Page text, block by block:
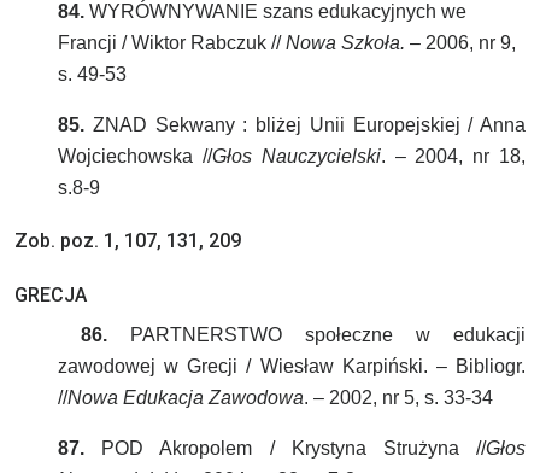
84. WYRÓWNYWANIE szans edukacyjnych we
Francji / Wiktor Rabczuk //Nowa Szkoła. – 2006, nr 9,
s. 49-53
85. ZNAD Sekwany : bliżej Unii Europejskiej / Anna
Wojciechowska //Głos Nauczycielski. – 2004, nr 18,
s.8-9
Zob. poz. 1, 107, 131, 209
GRECJA
86.
PARTNERSTWO społeczne w edukacji
zawodowej w Grecji / Wiesław Karpiński. – Bibliogr.
//Nowa Edukacja Zawodowa. – 2002, nr 5, s. 33-34
87. POD Akropolem / Krystyna Strużyna //Głos